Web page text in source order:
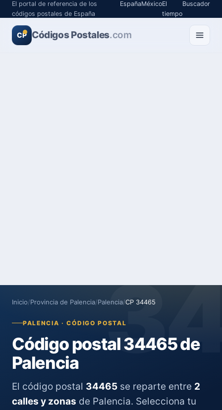
El portal de referencia de los
códigos postales de España
EspañaMéxicoEl
tiempo
Buscador
CP Códigos Postales.com
Inicio/Provincia de Palencia/Palencia/CP 34465
PALENCIA · CÓDIGO POSTAL
Código postal 34465 de
Palencia
El código postal 34465 se reparte entre 2
calles y zonas de Palencia. Selecciona tu